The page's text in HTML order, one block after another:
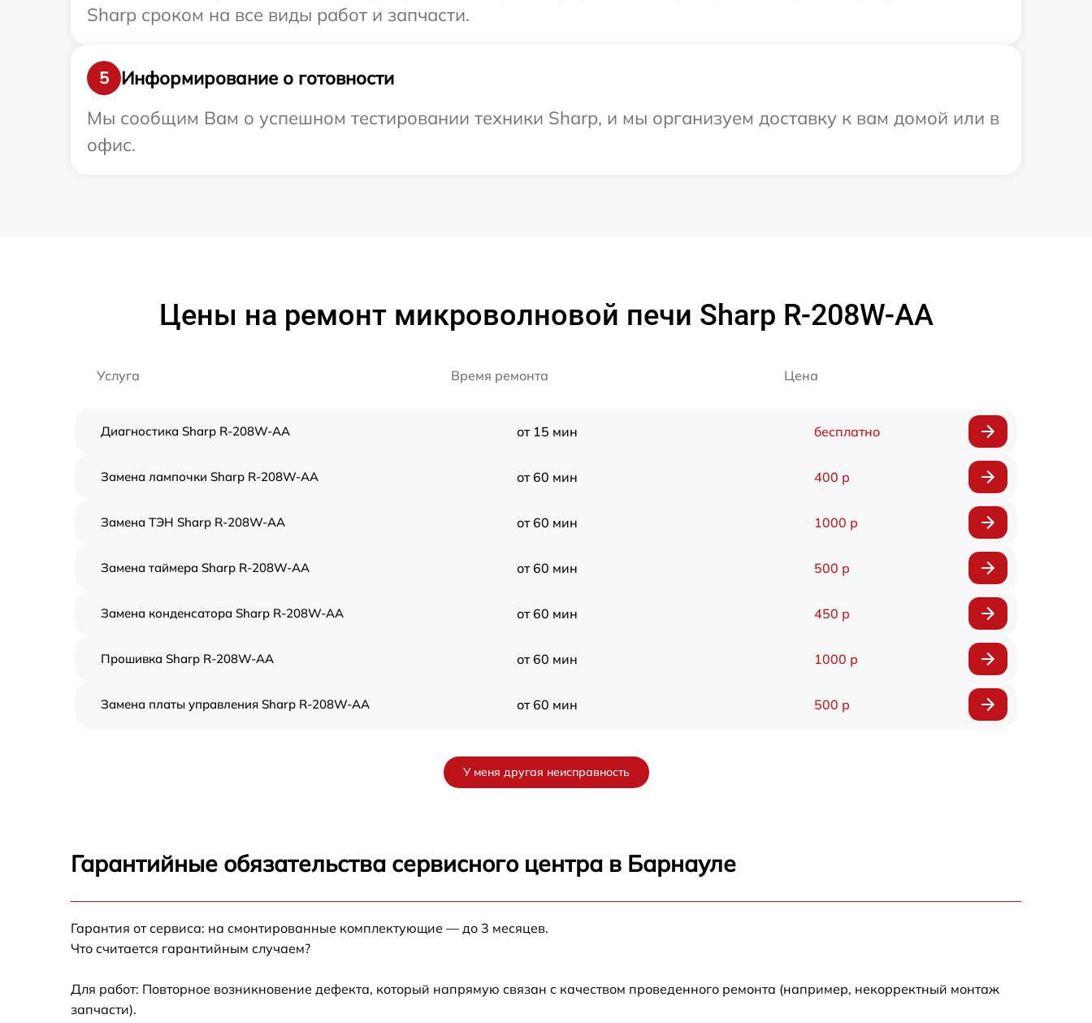
Sharp сроком на все виды работ и запчасти.
5
Информирование о готовности
Мы сообщим Вам о успешном тестировании техники Sharp, и мы организуем доставку к вам домой или в
офис.
Цены на ремонт микроволновой печи Sharp R-208W-AA
Услуга Время ремонта Цена
Диагностика Sharp R-208W-AA от 15 мин бесплатно
Замена лампочки Sharp R-208W-AA от 60 мин 400 р
Замена ТЭН Sharp R-208W-AA от 60 мин 1000 р
Замена таймера Sharp R-208W-AA от 60 мин 500 р
Замена конденсатора Sharp R-208W-AA от 60 мин 450 р
Прошивка Sharp R-208W-AA от 60 мин 1000 р
Замена платы управления Sharp R-208W-AA от 60 мин 500 р
Ремонт волновода Sharp R-208W-AA от 60 мин
208W-AA
У меня другая неисправность
Гарантийные обязательства сервисного центра в Барнауле
Гарантия от сервиса: на смонтированные комплектующие — до 3 месяцев.
Что считается гарантийным случаем?
Для работ: Повторное возникновение дефекта, который напрямую связан с качеством проведенного ремонта (например, некорректный монтаж
запчасти).